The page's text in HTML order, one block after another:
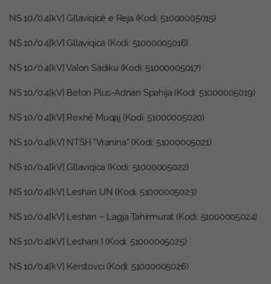
NS 10/0.4[kV] Gllaviqicë e Reja (Kodi: 51000005015)
NS 10/0.4[kV] Gllaviqica (Kodi: 51000005016)
NS 10/0.4[kV] Valon Sadiku (Kodi: 51000005017)
NS 10/0.4[kV] Beton Plus-Adnan Spahija (Kodi: 51000005019)
NS 10/0.4[kV] Rexhë Muqaj (Kodi: 51000005020)
NS 10/0.4[kV] NTSH “Vranina” (Kodi: 51000005021)
NS 10/0.4[kV] Gllaviqica (Kodi: 51000005022)
NS 10/0.4[kV] Leshan UN (Kodi: 51000005023)
NS 10/0.4[kV] Leshan – Lagja Tahirmurat (Kodi: 51000005024)
NS 10/0.4[kV] Leshani I (Kodi: 51000005025)
NS 10/0.4[kV] Kerstovci (Kodi: 51000005026)